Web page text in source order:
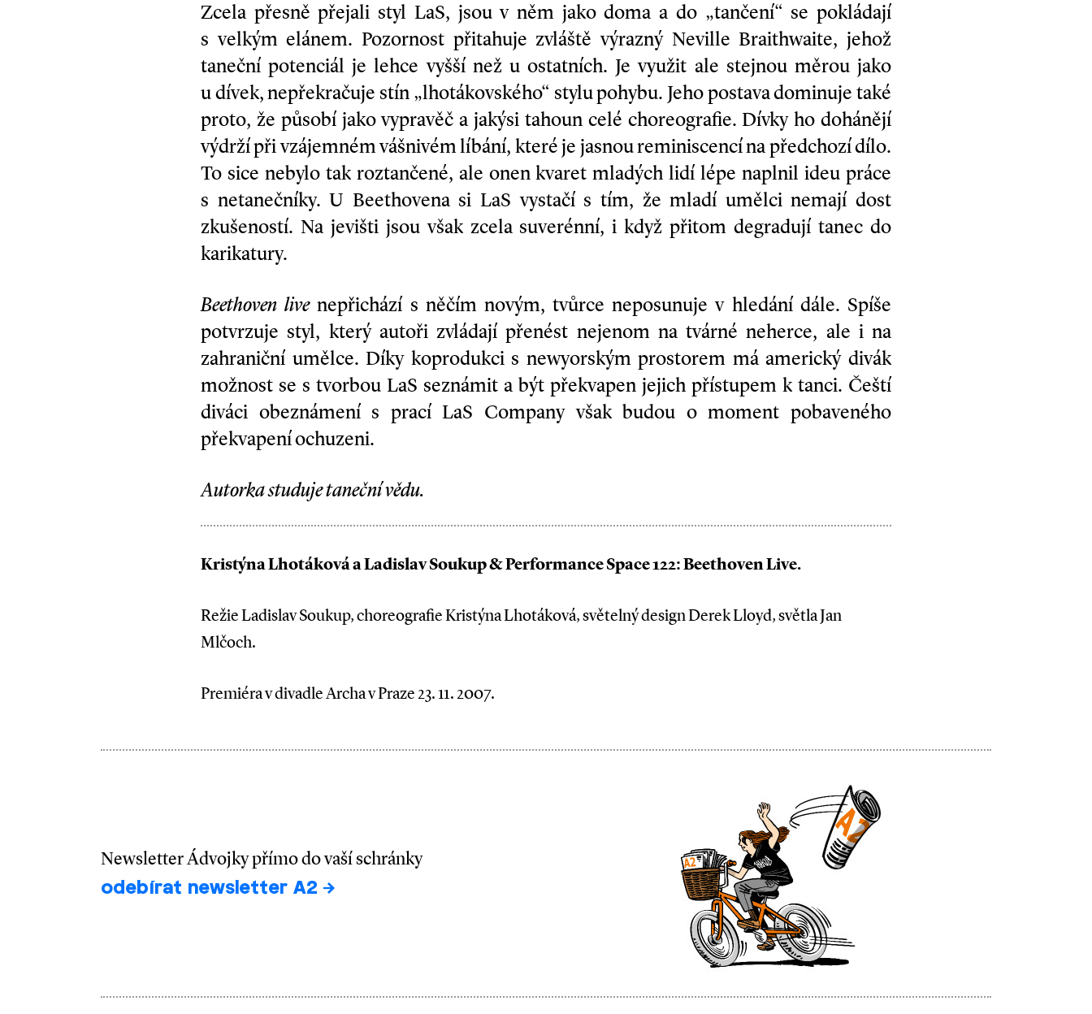
Zcela přesně přejali styl LaS, jsou v něm jako doma a do „tančení“ se pokládají
s velkým elánem. Pozornost přitahuje zvláště výrazný Neville Braithwaite, jehož
taneční potenciál je lehce vyšší než u ostatních. Je využit ale stejnou měrou jako
u dívek, nepřekračuje stín „lhotákovského“ stylu pohybu. Jeho postava dominuje také
proto, že působí jako vypravěč a jakýsi tahoun celé choreografie. Dívky ho dohánějí
výdrží při vzájemném vášnivém líbání, které je jasnou reminiscencí na předchozí dílo.
To sice nebylo tak roztančené, ale onen kvaret mladých lidí lépe naplnil ideu práce
s netanečníky. U Beethovena si LaS vystačí s tím, že mladí umělci nemají dost
zkušeností. Na jevišti jsou však zcela suverénní, i když přitom degradují tanec do
karikatury.
Beethoven livenepřichází s něčím novým, tvůrce neposunuje v hledání dále. Spíše
potvrzuje styl, který autoři zvládají přenést nejenom na tvárné neherce, ale i na
zahraniční umělce. Díky koprodukci s newyorským prostorem má americký divák
možnost se s tvorbou LaS seznámit a být překvapen jejich přístupem k tanci. Čeští
diváci obeznámení s prací LaS Company však budou o moment pobaveného
překvapení ochuzeni.
Autorka studuje taneční vědu.
Kristýna Lhotáková a Ladislav Soukup & Performance Space 122: Beethoven Live.
Režie Ladislav Soukup, choreografie Kristýna Lhotáková, světelný design Derek Lloyd, světla Jan
Mlčoch.
Premiéra v divadle Archa v Praze 23. 11. 2007.
Newsletter Ádvojky přímo do vaší schránky
odebírat newsletter A2